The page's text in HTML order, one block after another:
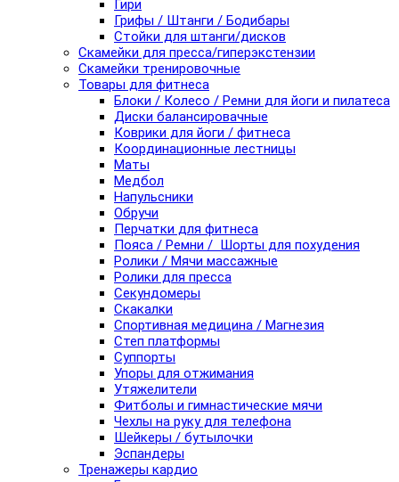
Гири
Грифы / Штанги / Бодибары
Стойки для штанги/дисков
Скамейки для пресса/гиперэкстензии
Скамейки тренировочные
Товары для фитнеса
Блоки / Колесо / Ремни для йоги и пилатеса
Диски балансировачные
Коврики для йоги / фитнеса
Координационные лестницы
Маты
Медбол
Напульсники
Обручи
Перчатки для фитнеса
Пояса / Ремни / Шорты для похудения
Ролики / Мячи массажные
Ролики для пресса
Секундомеры
Скакалки
Спортивная медицина / Магнезия
Степ платформы
Суппорты
Упоры для отжимания
Утяжелители
Фитболы и гимнастические мячи
Чехлы на руку для телефона
Шейкеры / бутылочки
Эспандеры
Тренажеры кардио